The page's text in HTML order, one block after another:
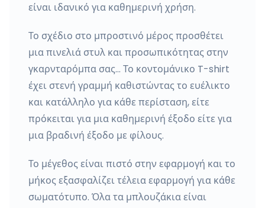
είναι ιδανικό για καθημερινή χρήση.
Το σχέδιο στο μπροστινό μέρος προσθέτει
μια πινελιά στυλ και προσωπικότητας στην
γκαρνταρόμπα σας… Το κοντομάνικο T-shirt
έχει στενή γραμμή καθιστώντας το ευέλικτο
και κατάλληλο για κάθε περίσταση, είτε
πρόκειται για μια καθημερινή έξοδο είτε για
μια βραδινή έξοδο με φίλους.
Το μέγεθος είναι πιστό στην εφαρμογή και το
μήκος εξασφαλίζει τέλεια εφαρμογή για κάθε
σωματότυπο. Όλα τα μπλουζάκια είναι